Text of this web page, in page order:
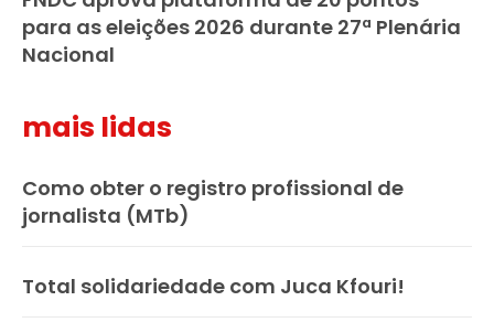
para as eleições 2026 durante 27ª Plenária
Nacional
mais lidas
Como obter o registro profissional de
jornalista (MTb)
Total solidariedade com Juca Kfouri!